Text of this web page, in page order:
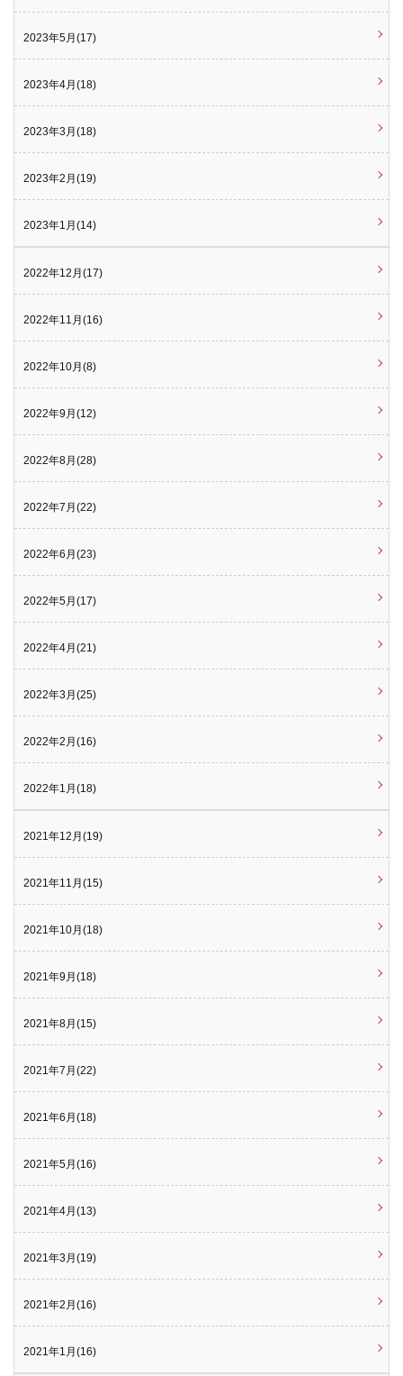
2023年5月(17)
2023年4月(18)
2023年3月(18)
2023年2月(19)
2023年1月(14)
2022年12月(17)
2022年11月(16)
2022年10月(8)
2022年9月(12)
2022年8月(28)
2022年7月(22)
2022年6月(23)
2022年5月(17)
2022年4月(21)
2022年3月(25)
2022年2月(16)
2022年1月(18)
2021年12月(19)
2021年11月(15)
2021年10月(18)
2021年9月(18)
2021年8月(15)
2021年7月(22)
2021年6月(18)
2021年5月(16)
2021年4月(13)
2021年3月(19)
2021年2月(16)
2021年1月(16)